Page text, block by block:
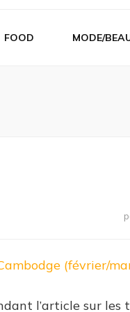
FOOD MODE/
(février/
l’article sur les